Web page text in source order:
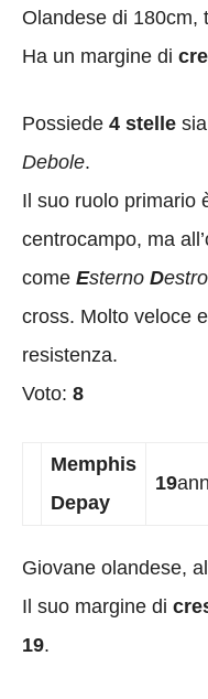
Olandese di 180cm,
Ha un margine di
Possiede 4 stelle
Debole.
Il suo ruolo primario
centrocampo, ma
come Esterno Destro
cross. Molto veloce
resistenza.
Voto: 8
Memphis
Depay
19
Giovane olandese,
Il suo margine di
19.